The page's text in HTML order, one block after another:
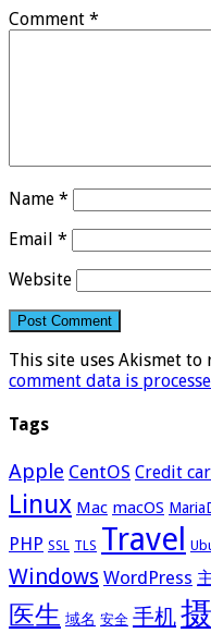
Comment *
Name *
Email *
Website
This site uses Akismet to
comment data is
Tags
Apple CentOS Credit
Linux Mac macOS
PHP SSL TLS Travel
Windows WordPress
医生 域名 安全 手机